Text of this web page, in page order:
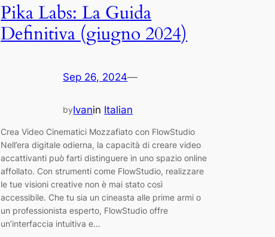
Pika Labs: La Guida
Definitiva (giugno 2024)
Sep 26, 2024—
byIvanin Italian
Crea Video Cinematici Mozzafiato con FlowStudio
Nell’era digitale odierna, la capacità di creare video
accattivanti può farti distinguere in uno spazio online
affollato. Con strumenti come FlowStudio, realizzare
le tue visioni creative non è mai stato così
accessibile. Che tu sia un cineasta alle prime armi o
un professionista esperto, FlowStudio offre
un’interfaccia intuitiva e…